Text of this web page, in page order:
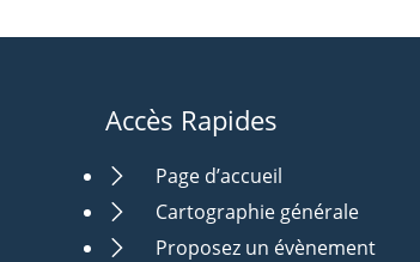
Accès Rapides
Page d’accueil
Cartographie générale
Proposez un évènement